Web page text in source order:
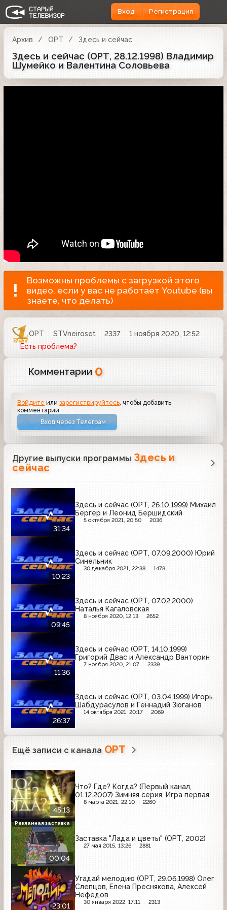
Вход Регистрация
Архив ОРТ Здесь и сейчас
Здесь и сейчас (ОРТ, 28.12.1998) Владимир
Шумейко и Валентина Соловьева
Возможны проблемы с загрузкой этого
видео, если у вас не работает Youtube (вы
знаете, что делать)
ОРТ STVneiroset 2337
1 ноября 2020, 12:52
Есть проблема?
Комментарии 0
Войдите илизарегистрируйтесь , чтобы добавить
комментарий
Вход через Телеграм
Другие выпуски программы Здесь и
сейчас
31:34
Здесь и сейчас (ОРТ, 26.10.1999) Михаил
Бергер и Леонид Бершидский
5 октября 2021, 20:50 2036
10:23
Здесь и сейчас (ОРТ, 07.09.2000) Юрий
Синельник
30 декабря 2021, 22:38 1478
09:45
Здесь и сейчас (ОРТ, 07.02.2000)
Наталья Кагаловская
8 ноября 2020, 12:13 2652
11:36
Здесь и сейчас (ОРТ, 14.10.1999)
Григорий Двас и Александр Ванторин
7 ноября 2020, 21:07 2339
26:37
Здесь и сейчас (ОРТ, 03.04.1999) Игорь
Шабдурасулов и Геннадий Зюганов
14 октября 2021, 20:17 2069
Ещё записи с канала ОРТ
45:13
Что? Где? Когда? (Первый канал,
01.12.2007) Зимняя серия. Игра первая
8 марта 2021, 22:10 2260
00:04
Заставка "Лада и цветы" (ОРТ, 2002)
27 мая 2015, 13:26 2881
Рекламная заставка
23:01
Угадай мелодию (ОРТ, 29.06.1998) Олег
Слепцов, Елена Преснякова, Алексей
Нефедов
30 января 2022, 17:11 2313